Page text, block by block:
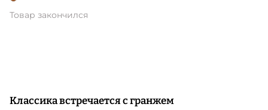
Товар закончился
Классика встречается с гранжем